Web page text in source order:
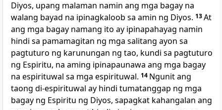
Diyos, upang malaman namin ang mga bagay na
walang bayad na ipinagkaloob sa amin ng Diyos. 13At
ang mga bagay namang ito ay ipinapahayag namin
hindi sa pamamagitan ng mga salitang ayon sa
pagtuturo ng karunungan ng tao, kundi sa pagtuturo
ng Espiritu, na aming ipinapaunawa ang mga bagay
na espirituwal sa mga espirituwal. 14 Ngunit ang
taong di-espirituwal ay hindi tumatanggap ng mga
bagay ng Espiritu ng Diyos, sapagkat kahangalan ang